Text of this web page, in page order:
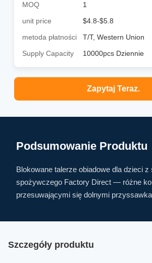
MOQ
1
unit price
$4.8-$5.8
metoda płatności
T/T, Western Union
Supply Capacity
10000pcs Dziennie
Zapytaj Teraz.
Podsumowanie Produktu
Blokowane talerze obiadowe dla dzieci z
spożywczego Factory Direct — różne
przesuwającymi się dolnymi
Szczegóły produktu